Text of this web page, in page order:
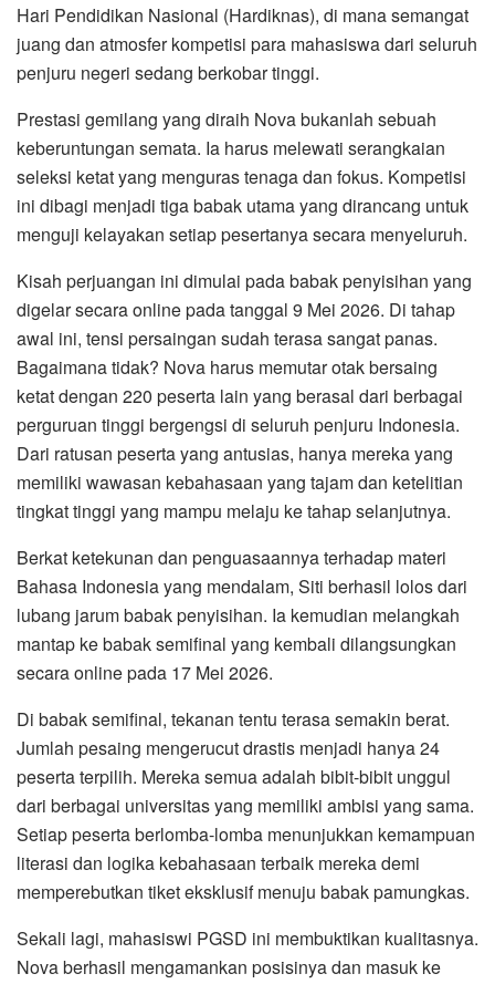
Hari Pendidikan Nasional (Hardiknas), di mana semangat
juang dan atmosfer kompetisi para mahasiswa dari seluruh
penjuru negeri sedang berkobar tinggi.
Prestasi gemilang yang diraih Nova bukanlah sebuah
keberuntungan semata. Ia harus melewati serangkaian
seleksi ketat yang menguras tenaga dan fokus. Kompetisi
ini dibagi menjadi tiga babak utama yang dirancang untuk
menguji kelayakan setiap pesertanya secara menyeluruh.
Kisah perjuangan ini dimulai pada babak penyisihan yang
digelar secara online pada tanggal 9 Mei 2026. Di tahap
awal ini, tensi persaingan sudah terasa sangat panas.
Bagaimana tidak? Nova harus memutar otak bersaing
ketat dengan 220 peserta lain yang berasal dari berbagai
perguruan tinggi bergengsi di seluruh penjuru Indonesia.
Dari ratusan peserta yang antusias, hanya mereka yang
memiliki wawasan kebahasaan yang tajam dan ketelitian
tingkat tinggi yang mampu melaju ke tahap selanjutnya.
Berkat ketekunan dan penguasaannya terhadap materi
Bahasa Indonesia yang mendalam, Siti berhasil lolos dari
lubang jarum babak penyisihan. Ia kemudian melangkah
mantap ke babak semifinal yang kembali dilangsungkan
secara online pada 17 Mei 2026.
Di babak semifinal, tekanan tentu terasa semakin berat.
Jumlah pesaing mengerucut drastis menjadi hanya 24
peserta terpilih. Mereka semua adalah bibit-bibit unggul
dari berbagai universitas yang memiliki ambisi yang sama.
Setiap peserta berlomba-lomba menunjukkan kemampuan
literasi dan logika kebahasaan terbaik mereka demi
memperebutkan tiket eksklusif menuju babak pamungkas.
Sekali lagi, mahasiswi PGSD ini membuktikan kualitasnya.
Nova berhasil mengamankan posisinya dan masuk ke